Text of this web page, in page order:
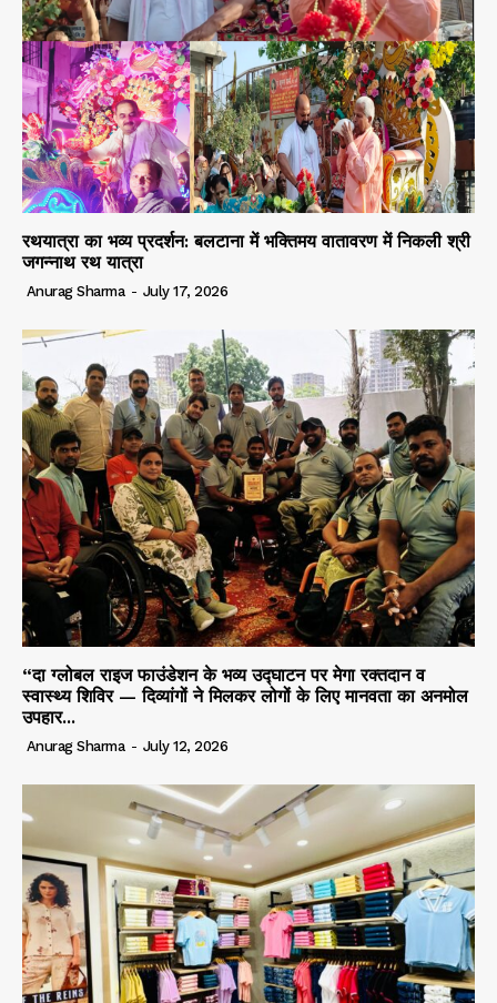
रथयात्रा का भव्य प्रदर्शन: बलटाना में भक्तिमय वातावरण में निकली श्री
जगन्नाथ रथ यात्रा
Anurag Sharma - July 17, 2026
“दा ग्लोबल राइज फाउंडेशन के भव्य उद्घाटन पर मेगा रक्तदान व
स्वास्थ्य शिविर — दिव्यांगों ने मिलकर लोगों के लिए मानवता का अनमोल
उपहार...
Anurag Sharma - July 12, 2026